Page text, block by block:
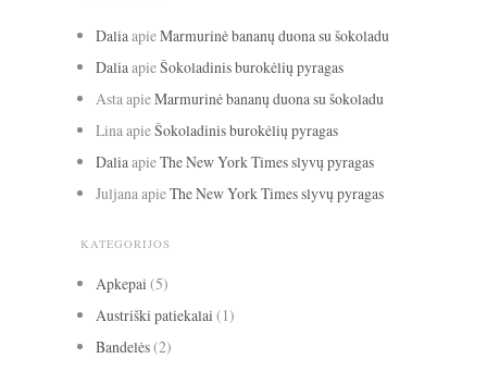
DaliaapieMarmurinė bananų duona su šokoladu
DaliaapieŠokoladinis burokėlių pyragas
AstaapieMarmurinė bananų duona su šokoladu
LinaapieŠokoladinis burokėlių pyragas
DaliaapieThe New York Times slyvų pyragas
JuljanaapieThe New York Times slyvų pyragas
KATEGORIJOS
Apkepai (5)
Austriški patiekalai (1)
Bandelės(2)